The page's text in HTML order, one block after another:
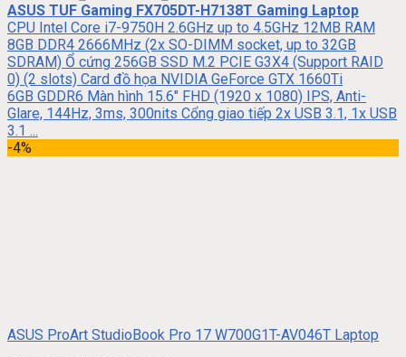
ASUS TUF Gaming FX705DT-H7138T Gaming Laptop
CPU Intel Core i7-9750H 2.6GHz up to 4.5GHz 12MB RAM
8GB DDR4 2666MHz (2x SO-DIMM socket, up to 32GB
SDRAM) Ổ cứng 256GB SSD M.2 PCIE G3X4 (Support RAID
0) (2 slots) Card đồ họa NVIDIA GeForce GTX 1660Ti
6GB GDDR6 Màn hình 15.6″ FHD (1920 x 1080) IPS, Anti-
Glare, 144Hz, 3ms, 300nits Cổng giao tiếp 2x USB 3.1, 1x USB
3.1 ...
-4%
ASUS ProArt StudioBook Pro 17 W700G1T-AV046T Laptop